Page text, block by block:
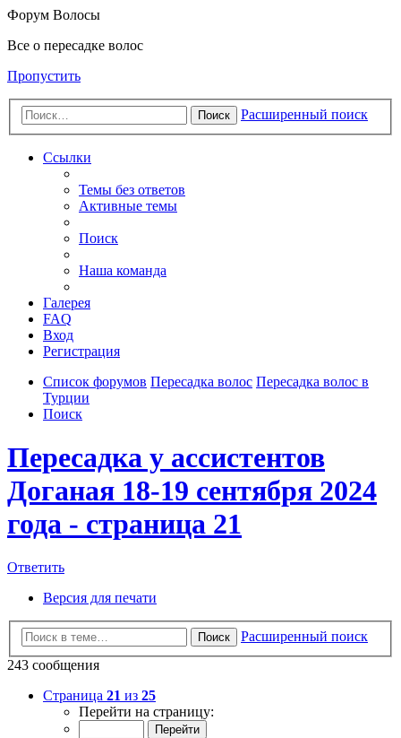
Форум Волосы
Все о пересадке волос
Пропустить
Поиск Расширенный поиск
Ссылки
Темы без ответов
Активные темы
Поиск
Наша команда
Галерея
FAQ
Вход
Регистрация
Список форумов Пересадка волос Пересадка волос в
Турции
Поиск
Пересадка у ассистентов
Доганая 18-19 сентября 2024
года - страница 21
Ответить
Версия для печати
Поиск
Расширенный поиск
243 сообщения
Страница 21 из 25
Перейти на страницу: